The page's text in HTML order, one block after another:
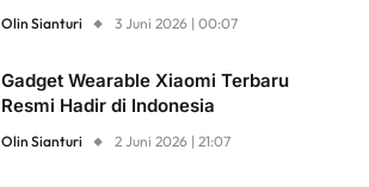
Olin Sianturi 3 Juni 2026 | 00:07
Gadget Wearable Xiaomi Terbaru
Resmi Hadir di Indonesia
Olin Sianturi 2 Juni 2026 | 21:07